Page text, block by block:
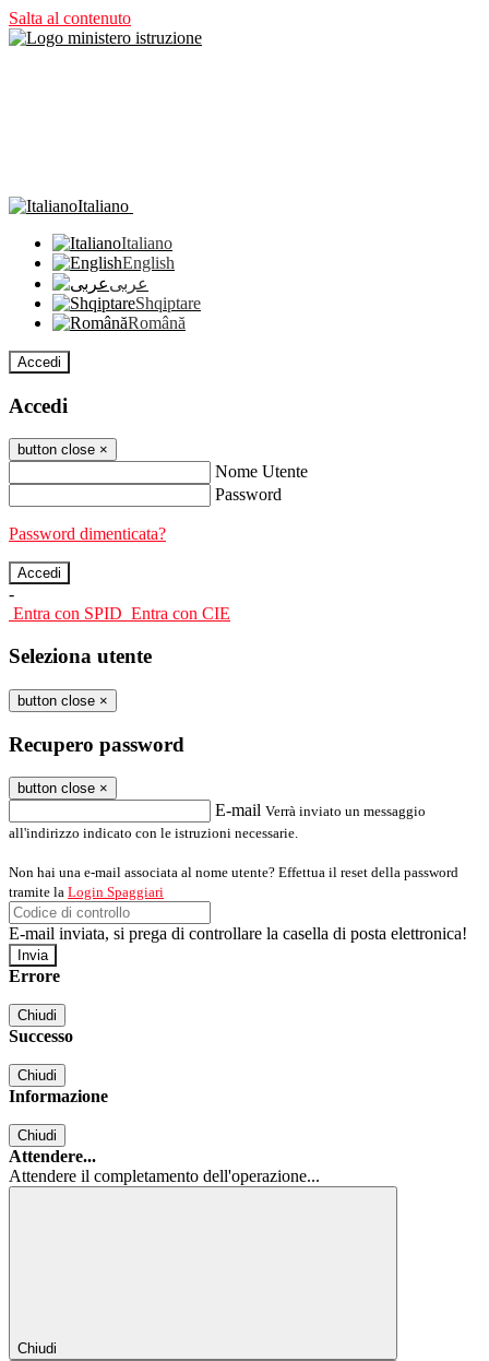
Salta al contenuto
Italiano
Italiano
English
عربى
Shqiptare
Română
Accedi
Accedi
button close ×
Nome Utente
Password
Password dimenticata?
-
Entra con SPID Entra con CIE
Seleziona utente
button close ×
Recupero password
button close ×
E-mail Verrà inviato un messaggio
all'indirizzo indicato con le istruzioni necessarie.
Non hai una e-mail associata al nome utente? Effettua il reset della password
tramite la Login Spaggiari
E-mail inviata, si prega di controllare la casella di posta elettronica!
Errore
Chiudi
Successo
Chiudi
Informazione
Chiudi
Attendere...
Attendere il completamento dell'operazione...
Chiudi